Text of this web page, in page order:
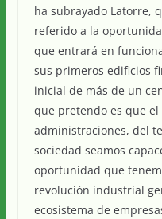
ha subrayado Latorre,
referido a la
que entrará en
sus primeros edificios
inicial de más de un
que pretendo es que
administraciones, del
sociedad seamos
oportunidad que
revolución industrial
ecosistema de